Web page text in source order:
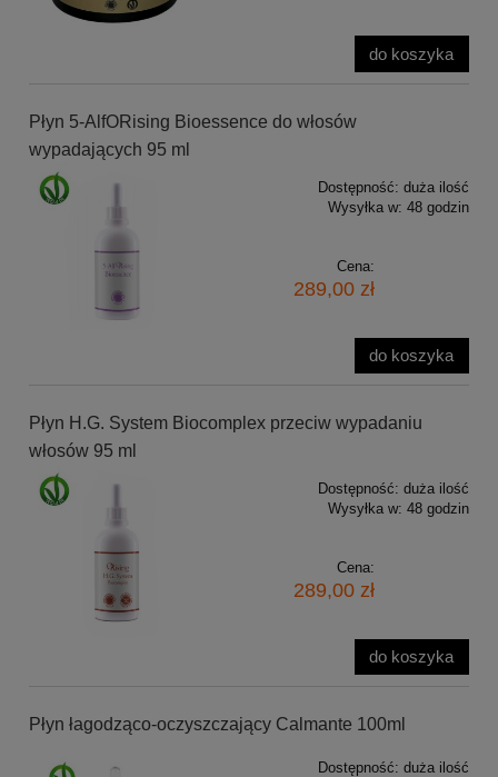
do koszyka
Płyn 5-AlfORising Bioessence do włosów
wypadających 95 ml
Dostępność: duża ilość
Wysyłka w: 48 godzin
Cena:
289,00 zł
do koszyka
Płyn H.G. System Biocomplex przeciw wypadaniu
włosów 95 ml
Dostępność: duża ilość
Wysyłka w: 48 godzin
Cena:
289,00 zł
do koszyka
Płyn łagodząco-oczyszczający Calmante 100ml
Dostępność: duża ilość